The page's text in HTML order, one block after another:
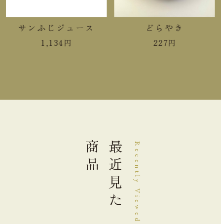
サンふじジュース
1,134円
どらやき
227円
Recently Viewed
最近見た
商品